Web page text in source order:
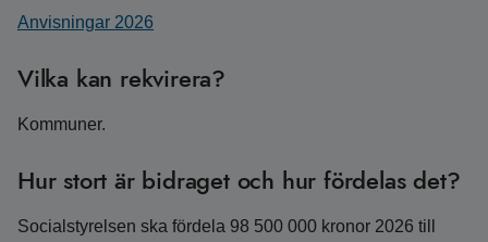
Anvisningar 2026
Vilka kan rekvirera?
Kommuner.
Hur stort är bidraget och hur fördelas det?
Socialstyrelsen ska fördela 98 500 000 kronor 2026 till